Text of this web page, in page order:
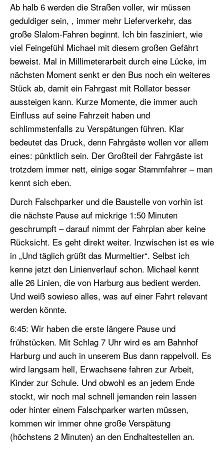
Ab halb 6 werden die Straßen voller, wir müssen
geduldiger sein, , immer mehr Lieferverkehr, das
große Slalom-Fahren beginnt. Ich bin fasziniert, wie
viel Feingefühl Michael mit diesem großen Gefährt
beweist. Mal in Millimeterarbeit durch eine Lücke, im
nächsten Moment senkt er den Bus noch ein weiteres
Stück ab, damit ein Fahrgast mit Rollator besser
aussteigen kann. Kurze Momente, die immer auch
Einfluss auf seine Fahrzeit haben und
schlimmstenfalls zu Verspätungen führen. Klar
bedeutet das Druck, denn Fahrgäste wollen vor allem
eines: pünktlich sein. Der Großteil der Fahrgäste ist
trotzdem immer nett, einige sogar Stammfahrer – man
kennt sich eben.
Durch Falschparker und die Baustelle von vorhin ist
die nächste Pause auf mickrige 1:50 Minuten
geschrumpft – darauf nimmt der Fahrplan aber keine
Rücksicht. Es geht direkt weiter. Inzwischen ist es wie
in „Und täglich grüßt das Murmeltier“. Selbst ich
kenne jetzt den Linienverlauf schon. Michael kennt
alle 26 Linien, die von Harburg aus bedient werden.
Und weiß sowieso alles, was auf einer Fahrt relevant
werden könnte.
6:45: Wir haben die erste längere Pause und
frühstücken. Mit Schlag 7 Uhr wird es am Bahnhof
Harburg und auch in unserem Bus dann rappelvoll. Es
wird langsam hell, Erwachsene fahren zur Arbeit,
Kinder zur Schule. Und obwohl es an jedem Ende
stockt, wir noch mal schnell jemanden rein lassen
oder hinter einem Falschparker warten müssen,
kommen wir immer ohne große Verspätung
(höchstens 2 Minuten) an den Endhaltestellen an.